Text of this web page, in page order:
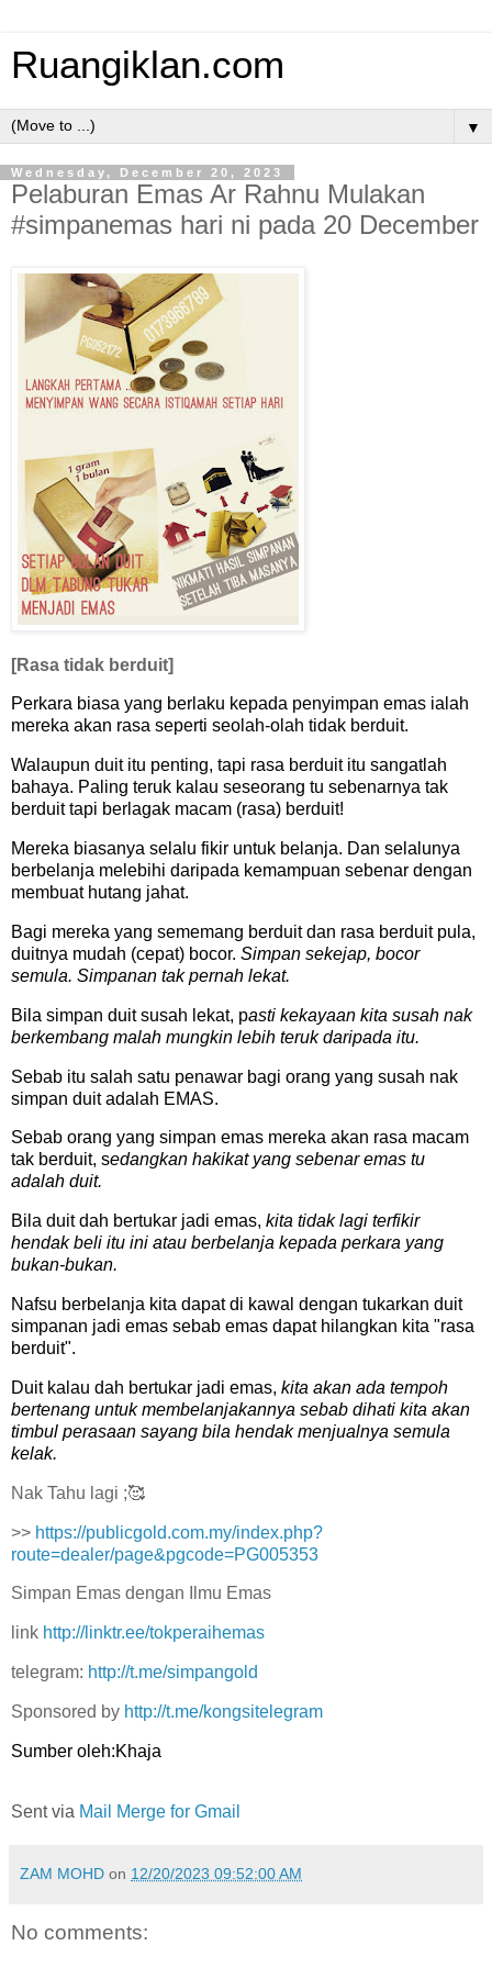
Ruangiklan.com
▼
Wednesday, December 20, 2023
Pelaburan Emas Ar Rahnu Mulakan
#simpanemas hari ni pada 20 December
[Rasa tidak berduit]
Perkara biasa yang berlaku kepada penyimpan emas ialah
mereka akan rasa seperti seolah-olah tidak berduit.
Walaupun duit itu penting, tapi rasa berduit itu sangatlah
bahaya. Paling teruk kalau seseorang tu sebenarnya tak
berduit tapi berlagak macam (rasa) berduit!
Mereka biasanya selalu fikir untuk belanja. Dan selalunya
berbelanja melebihi daripada kemampuan sebenar dengan
membuat hutang jahat.
Bagi mereka yang sememang berduit dan rasa berduit pula,
duitnya mudah (cepat) bocor. Simpan sekejap, bocor
semula. Simpanan tak pernah lekat.
Bila simpan duit susah lekat, pasti kekayaan kita susah nak
berkembang malah mungkin lebih teruk daripada itu.
Sebab itu salah satu penawar bagi orang yang susah nak
simpan duit adalah EMAS.
Sebab orang yang simpan emas mereka akan rasa macam
tak berduit, sedangkan hakikat yang sebenar emas tu
adalah duit.
Bila duit dah bertukar jadi emas, kita tidak lagi terfikir
hendak beli itu ini atau berbelanja kepada perkara yang
bukan-bukan.
Nafsu berbelanja kita dapat di kawal dengan tukarkan duit
simpanan jadi emas sebab emas dapat hilangkan kita "rasa
berduit".
Duit kalau dah bertukar jadi emas, kita akan ada tempoh
bertenang untuk membelanjakannya sebab dihati kita akan
timbul perasaan sayang bila hendak menjualnya semula
kelak.
Nak Tahu lagi ;🥰
>> https://publicgold.com.my/index.php?
route=dealer/page&pgcode=PG005353
Simpan Emas dengan Ilmu Emas
link http://linktr.ee/tokperaihemas
telegram: http://t.me/simpangold
Sponsored by http://t.me/kongsitelegram
Sumber oleh:Khaja
Sent via Mail Merge for Gmail
ZAM MOHD on 12/20/2023 09:52:00 AM
No comments: